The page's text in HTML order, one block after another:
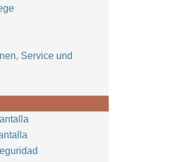
Service und